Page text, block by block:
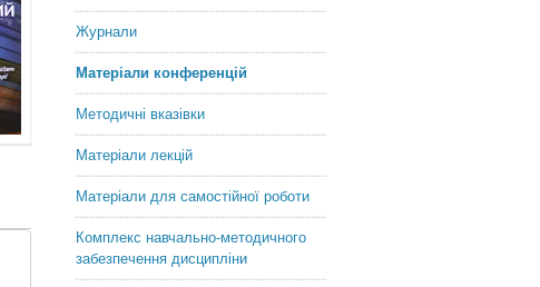
Журнали
Матеріали конференцій
Методичні вказівки
Матеріали лекцій
Матеріали для самостійної роботи
Комплекс навчально-методичного
забезпечення дисципліни